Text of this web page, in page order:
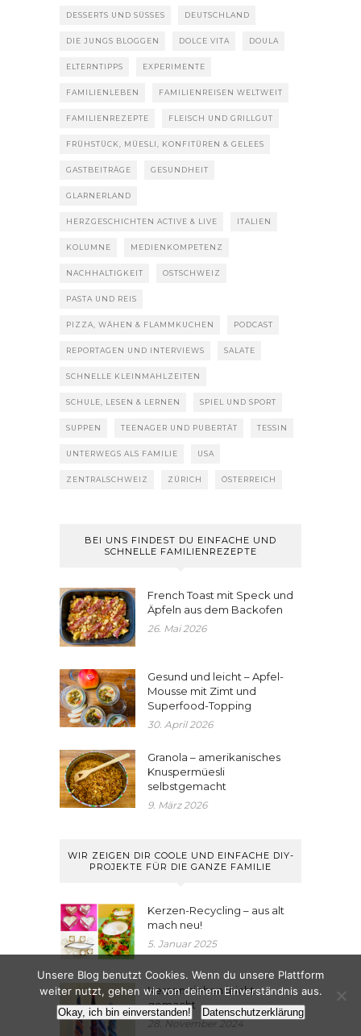
DESSERTS UND SÜSSES DEUTSCHLAND
DIE JUNGS BLOGGEN DOLCE VITA DOULA
ELTERNTIPPS EXPERIMENTE
FAMILIENLEBEN FAMILIENREISEN WELTWEIT
FAMILIENREZEPTE FLEISCH UND GRILLGUT
FRÜHSTÜCK, MÜESLI, KONFITÜREN & GELEES
GASTBEITRÄGE GESUNDHEIT
GLARNERLAND
HERZGESCHICHTEN ACTIVE & LIVE ITALIEN
KOLUMNE MEDIENKOMPETENZ
NACHHALTIGKEIT OSTSCHWEIZ
PASTA UND REIS
PIZZA, WÄHEN & FLAMMKUCHEN PODCAST
REPORTAGEN UND INTERVIEWS SALATE
SCHNELLE KLEINMAHLZEITEN
SCHULE, LESEN & LERNEN SPIEL UND SPORT
SUPPEN TEENAGER UND PUBERTÄT TESSIN
UNTERWEGS ALS FAMILIE USA
ZENTRALSCHWEIZ ZÜRICH ÖSTERREICH
BEI UNS FINDEST DU EINFACHE UND
SCHNELLE FAMILIENREZEPTE
French Toast mit Speck und
Äpfeln aus dem Backofen
26. Mai 2026
Gesund und leicht – Apfel-
Mousse mit Zimt und
Superfood-Topping
30. April 2026
Granola – amerikanisches
Knuspermüesli
selbstgemacht
9. März 2026
WIR ZEIGEN DIR COOLE UND EINFACHE DIY-
PROJEKTE FÜR DIE GANZE FAMILIE
Kerzen-Recycling – aus alt
mach neu!
5. Januar 2025
Kerzen ziehen leicht
gemacht
28. November 2024
Unsere Blog benutzt Cookies. Wenn du unsere Plattform
weiter nutzt, gehen wir von deinem Einverständnis aus.
Okay, ich bin einverstanden! Datenschutzerklärung